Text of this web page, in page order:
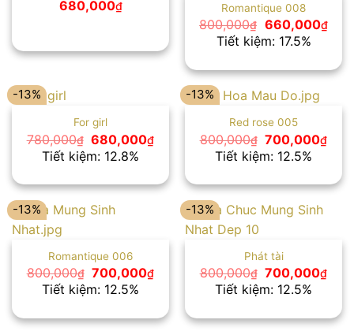
680,000₫ Romantique 008
800,000₫ Giá
gốc
là:
660,000₫Giá
hiện
Tiết kiệm: 17.5%
-13%
For girl
780,000₫ Giá
gốc
là:
680,000₫Giá
là:
680,000₫.
Tiết kiệm: 12.8%
-13%
Red rose 005
800,000₫ Giá
gốc
là:
700,000₫Giá
là:
Tiết kiệm: 12.5%
-13%
Romantique 006
800,000₫ Giá
gốc
là:
700,000₫Giá
là:
700,000₫.
Tiết kiệm: 12.5%
-13%
Phát tài
800,000₫ Giá
gốc
là:
700,000₫Giá
là:
Tiết kiệm: 12.5%